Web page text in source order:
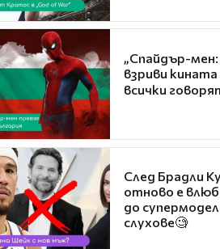
„Спайдър-мен:
взриви
всички
След Брадли
отново е
до
слухове🧐